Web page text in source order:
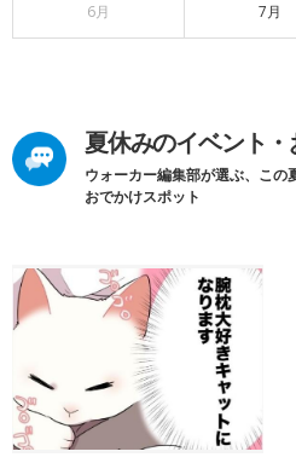
6月 7月
夏休みのイベント
ウォーカー編集部が選ぶ、この
おでかけスポット